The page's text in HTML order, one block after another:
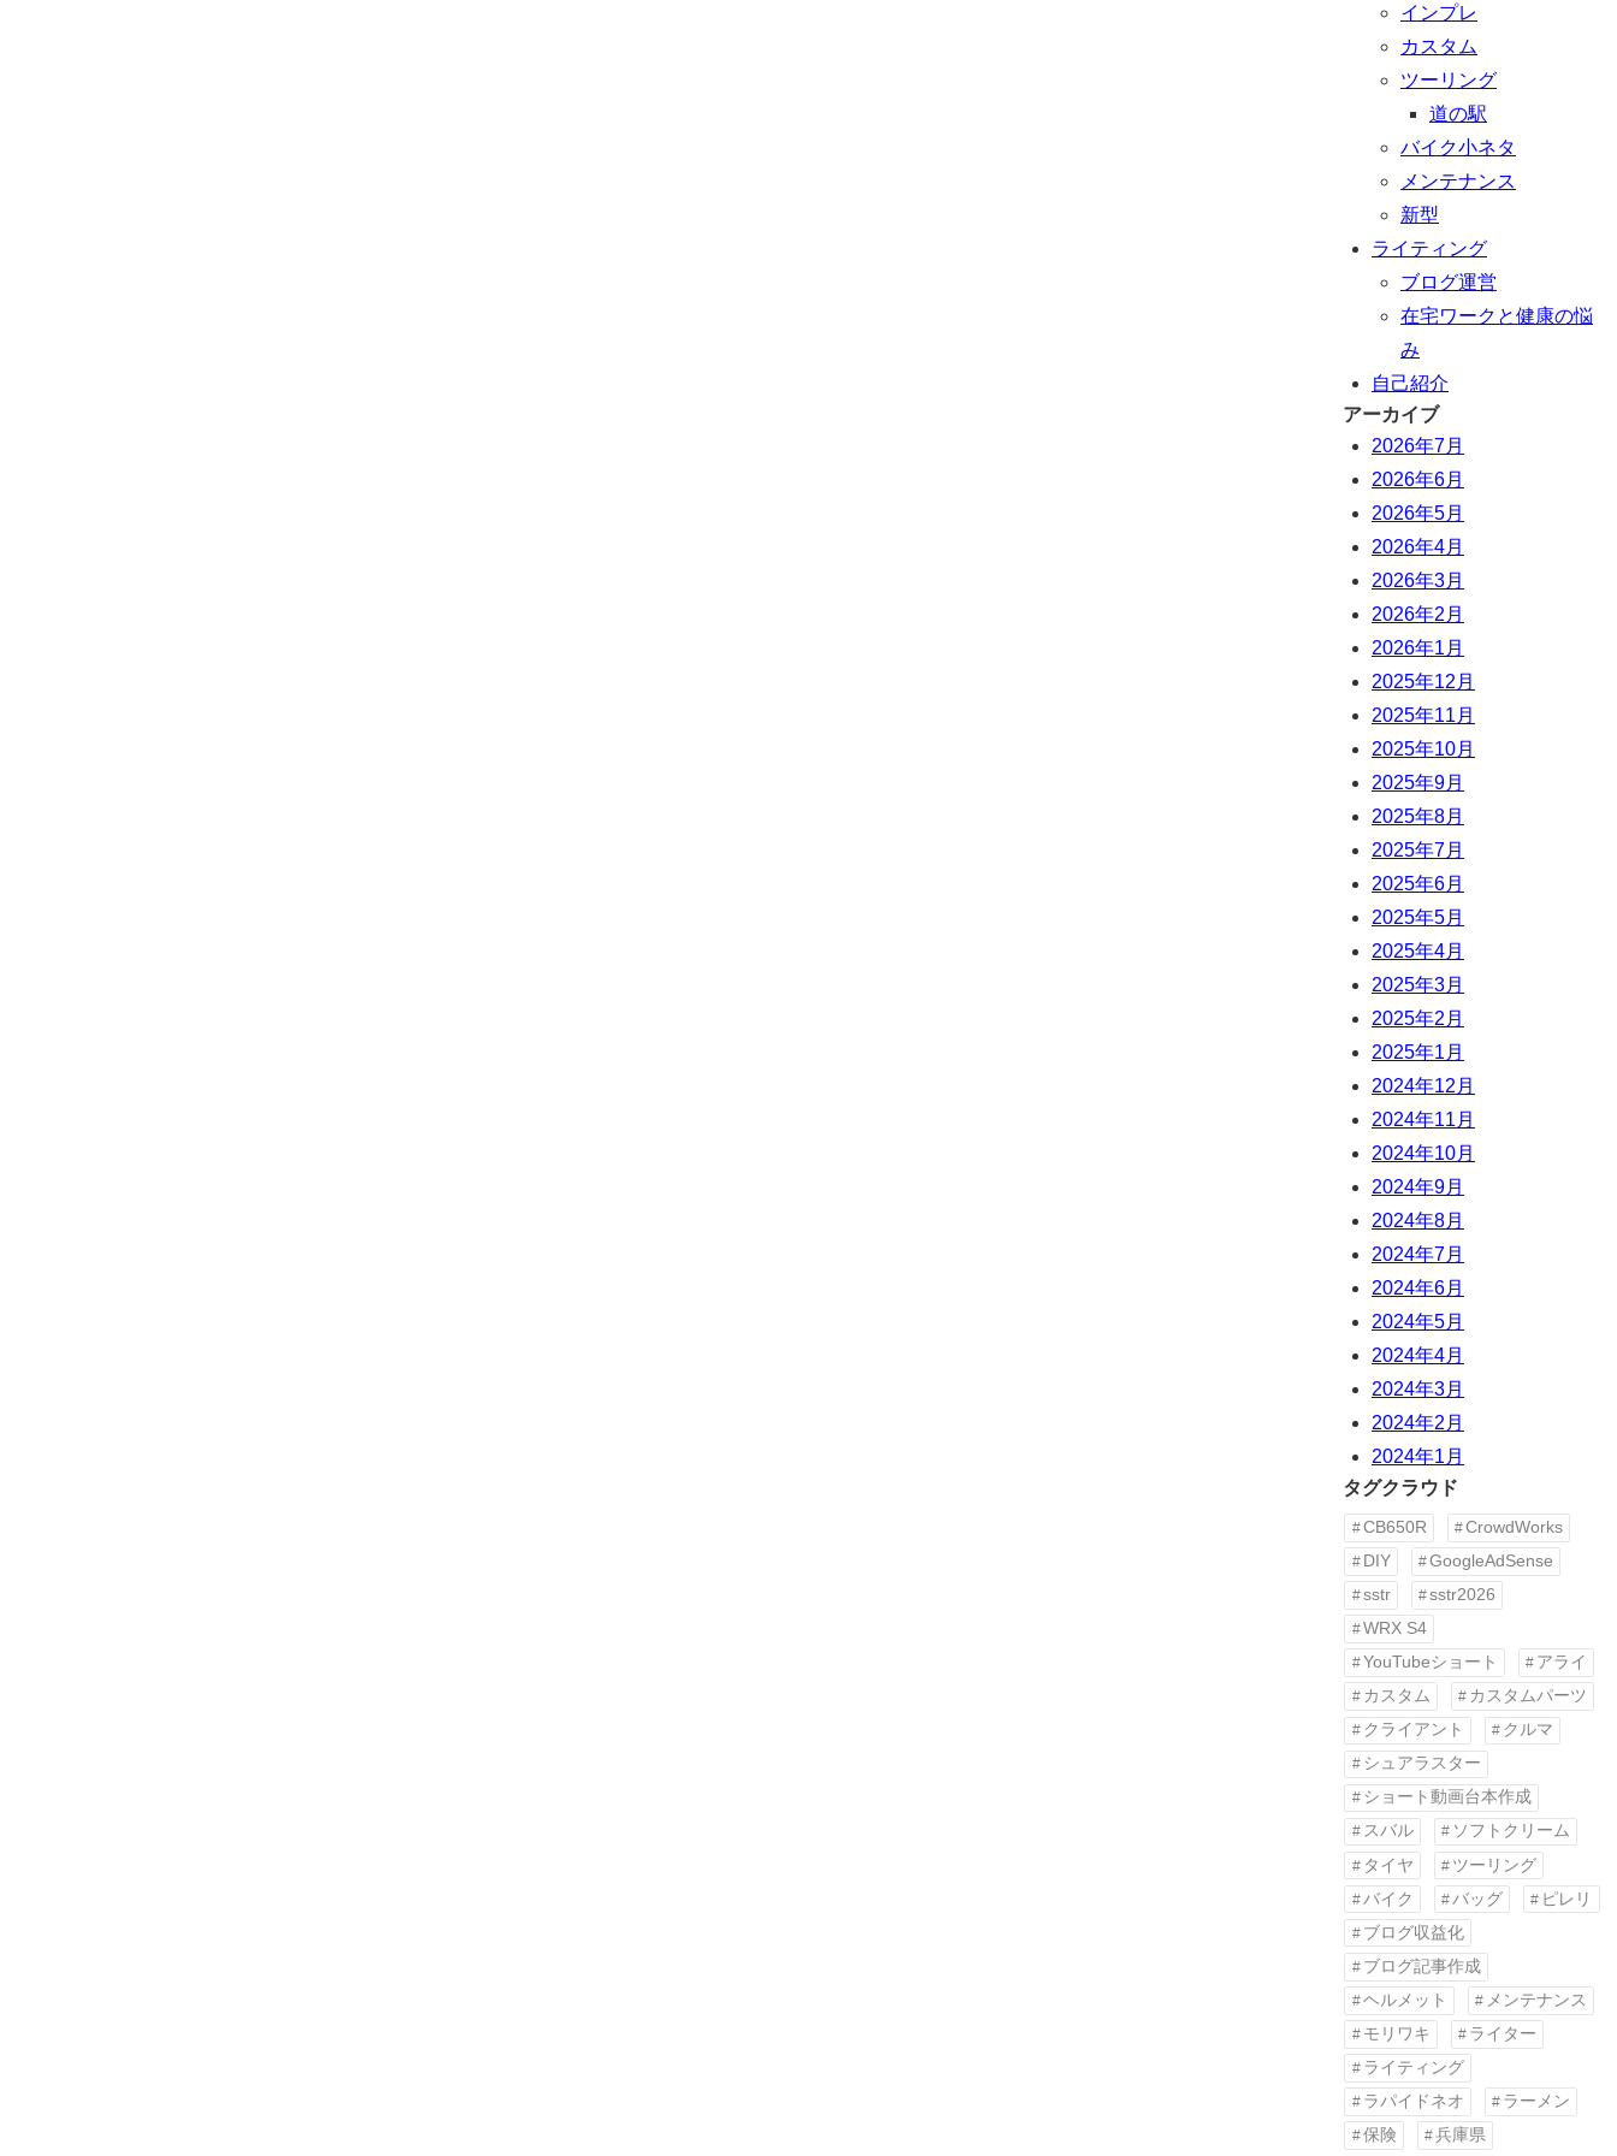
インプレ
カスタム
ツーリング
道の駅
バイク小ネタ
メンテナンス
新型
ライティング
ブログ運営
在宅ワークと健康の悩
み
自己紹介
アーカイブ
2026年7月
2026年6月
2026年5月
2026年4月
2026年3月
2026年2月
2026年1月
2025年12月
2025年11月
2025年10月
2025年9月
2025年8月
2025年7月
2025年6月
2025年5月
2025年4月
2025年3月
2025年2月
2025年1月
2024年12月
2024年11月
2024年10月
2024年9月
2024年8月
2024年7月
2024年6月
2024年5月
2024年4月
2024年3月
2024年2月
2024年1月
タグクラウド
CB650R
CrowdWorks
DIY
GoogleAdSense
sstr
sstr2026
WRX S4
YouTubeショート
アライ
カスタム
カスタムパーツ
クライアント
クルマ
シュアラスター
ショート動画台本作成
スバル
ソフトクリーム
タイヤ
ツーリング
バイク
バッグ
ピレリ
ブログ収益化
ブログ記事作成
ヘルメット
メンテナンス
モリワキ
ライター
ライティング
ラパイドネオ
ラーメン
保険
兵庫県